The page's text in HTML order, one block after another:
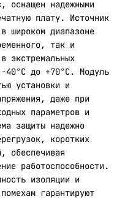
оснащен надежными
плату. Источник
широком диапазоне
так и
экстремальных
-40°С до +70°С. Модуль
установки и
даже при
параметров и
защиты надежно
коротких
обеспечивая
работоспособности.
изоляции и
гарантируют